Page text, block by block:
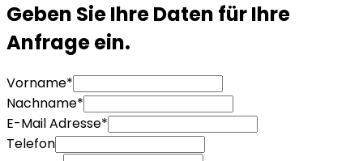
Geben Sie IhreDaten für Ihre
Anfrage ein.
Vorname*
Nachname*
E-Mail Adresse*
Telefon